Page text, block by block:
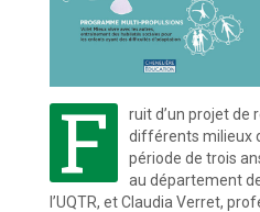
F
ruit d’un projet de
différents milieux
période de trois
au département
l’UQTR, et Claudia Verret,